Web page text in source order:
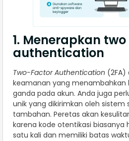
1. Menerapkan
authentication
Two-Factor Authentication
keamanan yang menambahkan
ganda pada akun. Anda juga
unik yang dikirimkan oleh sistem
tambahan. Peretas akan
karena kode otentikasi biasanya
satu kali dan memiliki batas